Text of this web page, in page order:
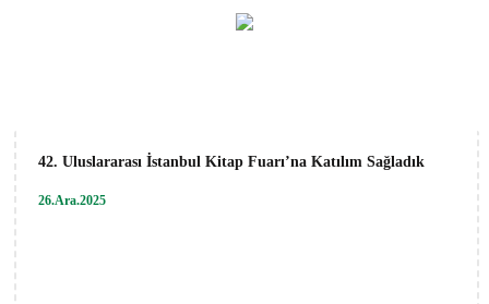
42. Uluslararası İstanbul Kitap Fuarı’na Katılım Sağladık
26.Ara.2025